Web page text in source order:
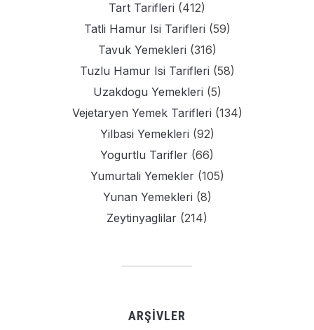
Tart Tarifleri (412)
Tatli Hamur Isi Tarifleri (59)
Tavuk Yemekleri (316)
Tuzlu Hamur Isi Tarifleri (58)
Uzakdogu Yemekleri (5)
Vejetaryen Yemek Tarifleri (134)
Yilbasi Yemekleri (92)
Yogurtlu Tarifler (66)
Yumurtali Yemekler(105)
Yunan Yemekleri (8)
Zeytinyaglilar (214)
ARŞIVLER